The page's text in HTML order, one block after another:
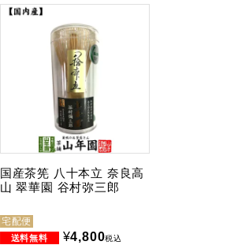
国産茶筅 八十本立 奈良高
山 翠華園 谷村弥三郎
宅配便
¥4,800税込